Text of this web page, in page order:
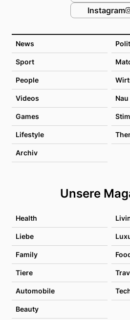
News
Sport
People
Videos
Games
Lifestyle
Archiv
Unsere
Health
Liebe
Family
Tiere
Automobile
Beauty
Instagram